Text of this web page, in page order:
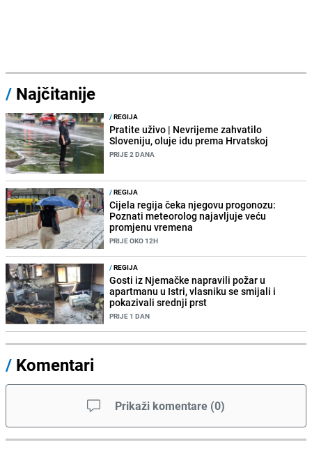
/ Najčitanije
/REGIJA
Pratite uživo | Nevrijeme zahvatilo
Sloveniju, oluje idu prema Hrvatskoj
PRIJE 2 DANA
/REGIJA
Cijela regija čeka njegovu progonozu:
Poznati meteorolog najavljuje veću
promjenu vremena
PRIJE OKO 12H
/REGIJA
Gosti iz Njemačke napravili požar u
apartmanu u Istri, vlasniku se smijali i
pokazivali srednji prst
PRIJE 1 DAN
/ Komentari
Prikaži komentare (0)